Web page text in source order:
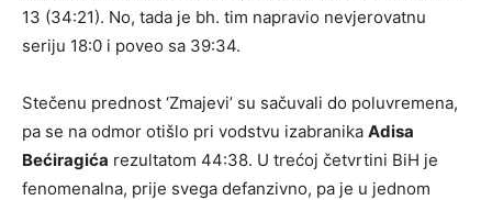
13 (34:21). No, tada je bh. tim napravio nevjerovatnu
seriju 18:0 i poveo sa 39:34.
Stečenu prednost ‘Zmajevi’ su sačuvali do poluvremena,
pa se na odmor otišlo pri vodstvu izabranika Adisa
Bećiragića rezultatom 44:38. U trećoj četvrtini BiH je
fenomenalna, prije svega defanzivno, pa je u jednom